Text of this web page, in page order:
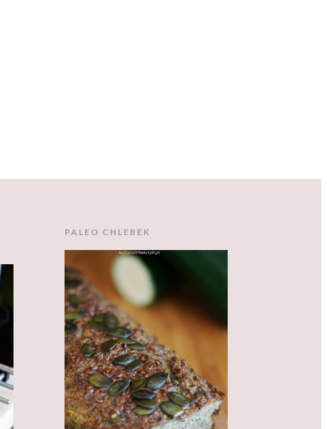
PALEO CHLEBEK